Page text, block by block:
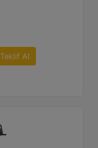
Teklif Al